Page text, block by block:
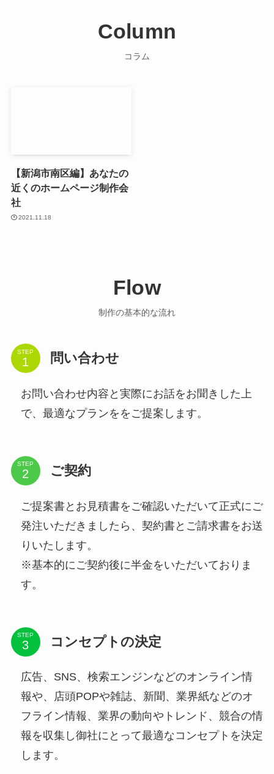
Column
コラム
【新潟市南区編】あなたの
近くのホームページ制作会
社
2021.11.18
Flow
制作の基本的な流れ
STEP 問い合わせ
お問い合わせ内容と実際にお話をお聞きした上
で、最適なプランををご提案します。
STEP ご契約
ご提案書とお見積書をご確認いただいて正式にご
発注いただきましたら、契約書とご請求書をお送
りいたします。
※基本的にご契約後に半金をいただいておりま
す。
STEP コンセプトの決定
広告、SNS、検索エンジンなどのオンライン情
報や、店頭POPや雑誌、新聞、業界紙などのオ
フライン情報、業界の動向やトレンド、競合の情
報を収集し御社にとって最適なコンセプトを決定
します。